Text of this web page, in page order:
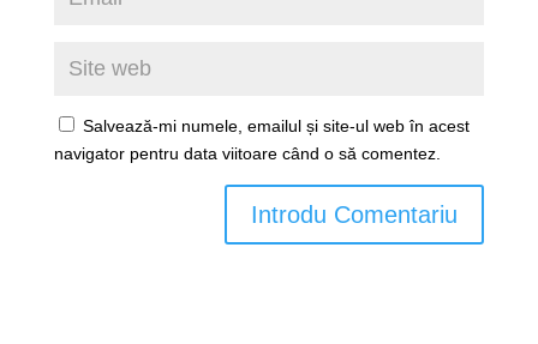
Salvează-mi numele, emailul și site-ul web în acest
navigator pentru data viitoare când o să comentez.